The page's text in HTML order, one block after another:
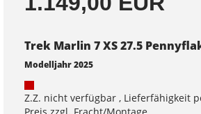
Trek Marlin 7 XS 27.5
Modelljahr 2025
Z.Z. nicht verfügbar , Lieferfähigkeit